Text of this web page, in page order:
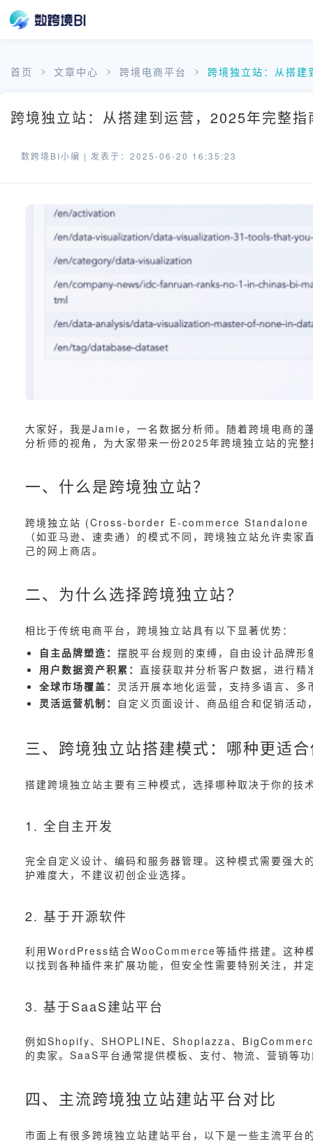
首页 文章中心 跨境电商平台 跨境独立站：从搭
跨境独立站：从搭建到运营，2025年完整
数跨境BI小编 | 发表于：2025-06-20 16:35:23
大家好，我是Jamie，一名数据分析师。随着跨境电商的
分析师的视角，为大家带来一份2025年跨境独立站的完
一、什么是跨境独立站？
跨境独立站 (Cross-border E-commerce Standalone
（如亚马逊、速卖通）的模式不同，跨境独立站允许卖
己的网上商店。
二、为什么选择跨境独立站？
相比于传统电商平台，跨境独立站具有以下显著优势：
自主品牌塑造： 摆脱平台规则的束缚，自由设计品牌
用户数据资产积累： 直接获取并分析客户数据，进行精
全球市场覆盖： 灵活开展本地化运营，支持多语言、
灵活运营机制： 自定义页面设计、商品组合和促销活
三、跨境独立站搭建模式：哪种更适
搭建跨境独立站主要有三种模式，选择哪种取决于你的技
1. 全自主开发
完全自定义设计、编码和服务器管理。这种模式需要强
护难度大，不建议初创企业选择。
2. 基于开源软件
利用WordPress结合WooCommerce等插件搭建。这种
以找到各种插件来扩展功能，但安全性需要特别关注，并
3. 基于SaaS建站平台
例如Shopify、SHOPLINE、Shoplazza、
的卖家。SaaS平台通常提供模板、支付、物流、营销等
四、主流跨境独立站建站平台对比
市面上有很多跨境独立站建站平台，以下是一些主流平台